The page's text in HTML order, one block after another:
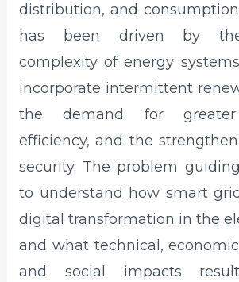
distribution, and
has been driven by the
complexity of energy
incorporate intermittent
the demand for greater
efficiency, and the
security. The problem
to understand how smart
digital transformation in the
and what technical,
and social impacts